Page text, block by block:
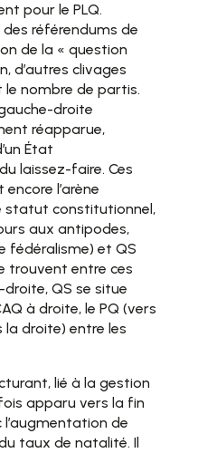
pour le PLQ.
des référendums de
de la « question
d’autres clivages
nombre de partis.
droite
réapparue,
État
laissez-faire. Ces
l’arène
statut constitutionnel,
aux antipodes,
fédéralisme) et QS
trouvent entre ces
QS se situe
à droite, le PQ (vers
la droite) entre les
lié à la gestion
apparu vers la fin
l’augmentation de
taux de natalité. Il